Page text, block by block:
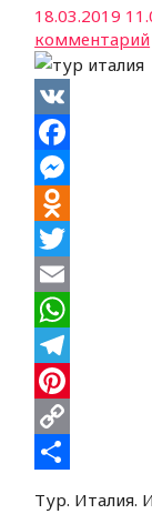
18.03.2019
комментарий
VK
Facebook
Messenger
Odnoklassniki
Twitter
Email
WhatsApp
Telegram
Pinterest
Copy
Тур. Италия.